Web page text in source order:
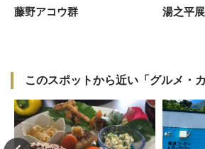
藤野アコウ群 湯之平
このスポットから近い「グルメ・カ